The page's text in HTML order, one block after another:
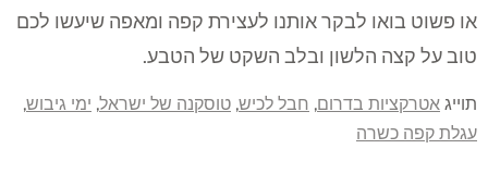
או פשוט בואו לבקר אותנו לעצירת קפה ומאפה שיעשו לכם
טוב על קצה הלשון ובלב השקט של הטבע.
תוייג אטרקציות בדרום, חבל לכיש, טוסקנה של ישראל, ימי גיבוש,
עגלת קפה כשרה